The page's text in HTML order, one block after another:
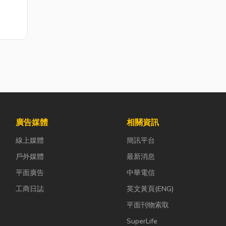
廣告媒體
線上媒體
戶外媒體
平面廣告
工商日誌
相關資訊
簡訊平台
最新消息
中華電信
英文黃頁(ENG)
平面刊物索取
SuperLife